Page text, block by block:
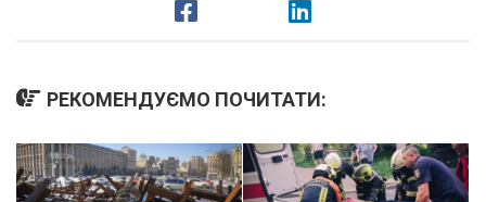
РЕКОМЕНДУЄМО ПОЧИТАТИ: